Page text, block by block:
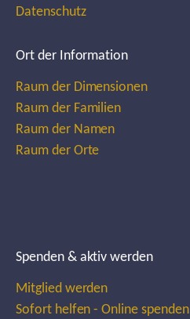
Datenschutz
Ort der Information
Raum der Dimensionen
Raum der Familien
Raum der Namen
Raum der Orte
Spenden & aktiv werden
Mitglied werden
Sofort helfen - Online spenden